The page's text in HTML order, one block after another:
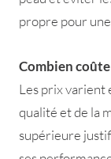
propre pour
Combien
Les prix varient
qualité et de la
supérieure